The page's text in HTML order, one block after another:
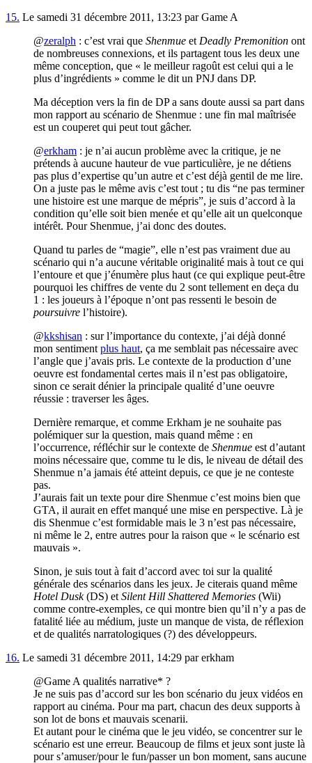
15. Le samedi 31 décembre 2011, 13:23 par Game A
@zeralph : c’est vrai que Shenmue et Deadly Premonition ont
de nombreuses connexions, et ils partagent tous les deux une
même conception, que « le meilleur ragoût est celui qui a le
plus d’ingrédients » comme le dit un PNJ dans DP.
Ma déception vers la fin de DP a sans doute aussi sa part dans
mon rapport au scénario de Shenmue : une fin mal maîtrisée
est un couperet qui peut tout gâcher.
@erkham : je n’ai aucun problème avec la critique, je ne
prétends à aucune hauteur de vue particulière, je ne détiens
pas plus d’expertise qu’un autre et c’est déjà gentil de me lire.
On a juste pas le même avis c’est tout ; tu dis “ne pas terminer
une histoire est une marque de mépris”, je suis d’accord à la
condition qu’elle soit bien menée et qu’elle ait un quelconque
intérêt. Pour Shenmue, j’ai donc des doutes.
Quand tu parles de “magie”, elle n’est pas vraiment due au
scénario qui n’a aucune véritable originalité mais à tout ce qui
l’entoure et que j’énumère plus haut (ce qui explique peut-être
pourquoi les chiffres de vente du 2 sont tellement en deça du
1 : les joueurs à l’époque n’ont pas ressenti le besoin de
poursuivre l’histoire).
@kkshisan : sur l’importance du contexte, j’ai déjà donné
mon sentiment plus haut, ça me semblait pas nécessaire avec
l’angle que j’avais pris. Le contexte de la production d’une
oeuvre est fondamental certes mais il n’est pas obligatoire,
sinon ce serait dénier la principale qualité d’une oeuvre
réussie : traverser les âges.
Dernière remarque, et comme Erkham je ne souhaite pas
polémiquer sur la question, mais quand même : en
l’occurrence, réfléchir sur le contexte de Shenmue est d’autant
moins nécessaire que, comme tu le dis, le niveau de détail des
Shenmue n’a jamais été atteint depuis, ce que je ne conteste
pas.
J’aurais fait un texte pour dire Shenmue c’est moins bien que
GTA, il aurait en effet manqué une mise en perspective. Là je
dis Shenmue c’est formidable mais le 3 n’est pas nécessaire,
ni même le 2, entre autres pour la raison que « le scénario est
mauvais ».
Sinon, je suis tout à fait d’accord avec toi sur la qualité
générale des scénarios dans les jeux. Je citerais quand même
Hotel Dusk(DS) et Silent Hill Shattered Memories (Wii)
comme contre-exemples, ce qui montre bien qu’il n’y a pas de
fatalité liée au médium, juste un manque de vista, de réflexion
et de qualités narratologiques (?) des développeurs.
16. Le samedi 31 décembre 2011, 14:29 par erkham
@Game A qualités narrative* ?
Je ne suis pas d’accord sur les bon scénario du jeux vidéos en
rapport au cinéma. Pour ma part, chacun des deux supports à
son lot de bons et mauvais scenarii.
Et autant pour le cinéma que le jeu vidéo, se concentrer sur le
scénario est une erreur. Beaucoup de films et jeux sont juste là
pour s’amuser/pour le fun/passer un bon moment, sans aucune